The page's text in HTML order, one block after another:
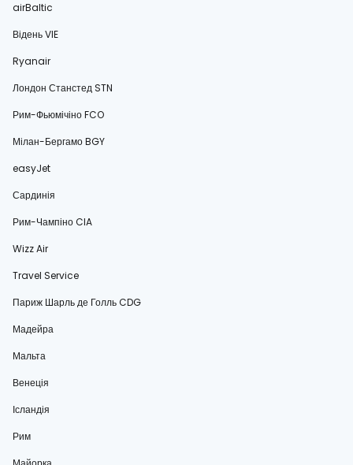
airBaltic
Відень VIE
Ryanair
Лондон Станстед STN
Рим-Фьюмічіно FCO
Мілан-Бергамо BGY
easyJet
Сардинія
Рим-Чампіно CIA
Wizz Air
Travel Service
Париж Шарль де Голль CDG
Мадейра
Мальта
Венеція
Ісландія
Рим